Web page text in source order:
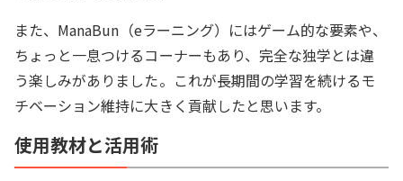
また、ManaBun（eラーニング）にはゲーム的な要素や、
ちょっと一息つけるコーナーもあり、完全な独学とは違
う楽しみがありました。これが長期間の学習を続けるモ
チベーション維持に大きく貢献したと思います。
使用教材と活用術